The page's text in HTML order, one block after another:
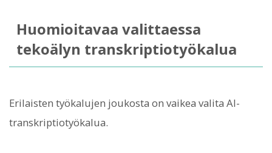
Huomioitavaa valittaessa
tekoälyn transkriptiotyökalua
Erilaisten työkalujen joukosta on vaikea valita AI-
transkriptiotyökalua.